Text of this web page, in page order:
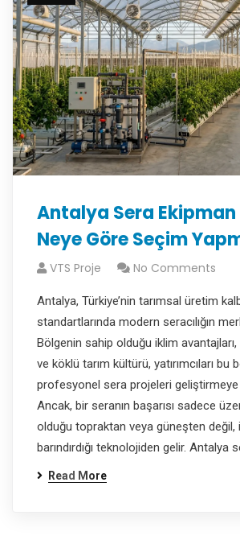
Antalya Sera
Neye Göre Seçim
VTS Proje No Comments
Antalya, Türkiye’nin tarımsal üretim
standartlarında modern seracılığın
Bölgenin sahip olduğu iklim
ve köklü tarım kültürü, yatırımcıları bu
profesyonel sera projeleri geliştirmeye
Ancak, bir seranın başarısı sadece
olduğu topraktan veya güneşten değil,
barındırdığı teknolojiden gelir. Antalya
Read More